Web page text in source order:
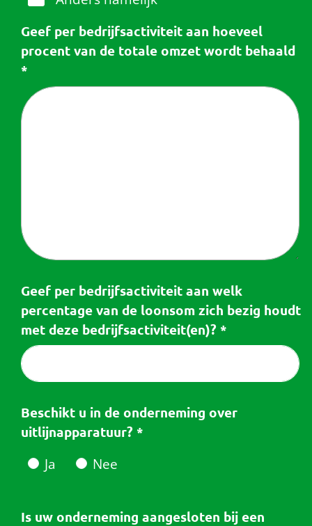
Geef per bedrijfsactiviteit aan hoeveel
procent van de totale omzet wordt behaald
*
Geef per bedrijfsactiviteit aan welk
percentage van de loonsom zich bezig houdt
met deze bedrijfsactiviteit(en)? *
Beschikt u in de onderneming over
uitlijnapparatuur? *
Ja Nee
Is uw onderneming aangesloten bij een